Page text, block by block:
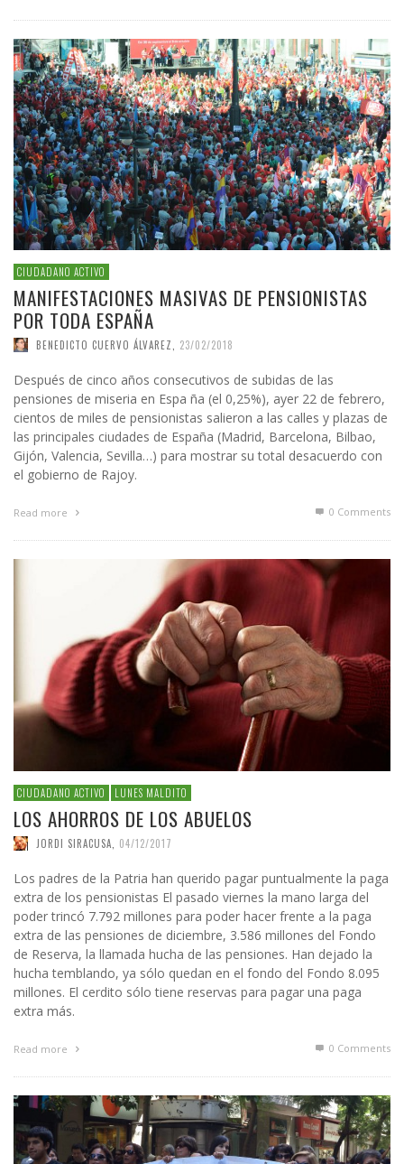
CIUDADANO ACTIVO
MANIFESTACIONES MASIVAS DE PENSIONISTAS
POR TODA ESPAÑA
BENEDICTO CUERVO ÁLVAREZ 23/02/2018
Después de cinco años consecutivos de subidas de las
pensiones de miseria en Espa ña (el 0,25%), ayer 22 de febrero,
cientos de miles de pensionistas salieron a las calles y plazas de
las principales ciudades de España (Madrid, Barcelona, Bilbao,
Gijón, Valencia, Sevilla…) para mostrar su total desacuerdo con
el gobierno de Rajoy.
Read more 0 Comments
CIUDADANO ACTIVO LUNES MALDITO
LOS AHORROS DE LOS ABUELOS
JORDI SIRACUSA 04/12/2017
Los padres de la Patria han querido pagar puntualmente la paga
extra de los pensionistas El pasado viernes la mano larga del
poder trincó 7.792 millones para poder hacer frente a la paga
extra de las pensiones de diciembre, 3.586 millones del Fondo
de Reserva, la llamada hucha de las pensiones. Han dejado la
hucha temblando, ya sólo quedan en el fondo del Fondo 8.095
millones. El cerdito sólo tiene reservas para pagar una paga
extra más.
Read more 0 Comments